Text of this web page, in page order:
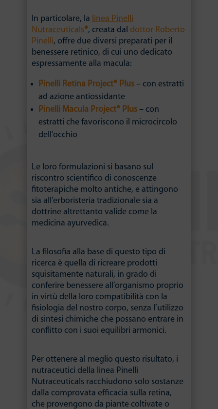
In particolare, la linea Pinelli
Nutraceuticals®, creata dal dottor Roberto
Pinelli, offre due diversi preparati per il
benessere retinico, di cui uno dedicato
espressamente alla macula:
Pinelli Retina Project® Plus– con estratti
ad azione antiossidante
Pinelli Macula Project® Plus– con
estratti che favoriscono il microcircolo
dell’occhio
Le loro formulazioni si basano sul
riscontro scientifico di conoscenze
fitoterapiche molto antiche, e attingono
sia all’erboristeria tradizionale sia a
dottrine altrettanto valide come la
medicina ayurvedica.
La filosofia alla base di questo tipo di
ricerca è quella di ricreare prodotti
squisitamente naturali, in grado di
conferire benessere all’organismo proprio
in virtù della loro compatibilità con la
fisiologia del nostro corpo, senza l’utilizzo
di sintesi chimiche che possano entrare in
conflitto con i suoi equilibri armonici.
Per ottenere al meglio questo risultato, i
nutraceutici della linea Pinelli
Nutraceuticals racchiudono solo sostanze
dalla comprovata efficacia sulla retina,
che provengono da piante coltivate o